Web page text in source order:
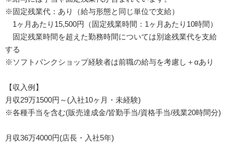
※固定残業代：あり（給与形態と同じ単位で支給）
1ヶ月あたり15,500円（固定残業時間：1ヶ月あたり10時間）
固定残業時間を超えた勤務時間については別途残業代を支給
する
※ソフトバンクショップ経験者は前職の給与を考慮し＋αあり
【収入例】
月収29万1500円～(入社10ヶ月・未経験)
※各種手当を含む(販売達成金/皆勤手当/資格手当/残業20時間分)
月収36万4000円(店長・入社5年)